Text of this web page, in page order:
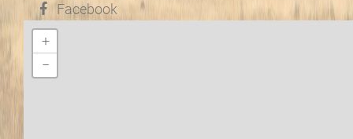
Facebook
+
−